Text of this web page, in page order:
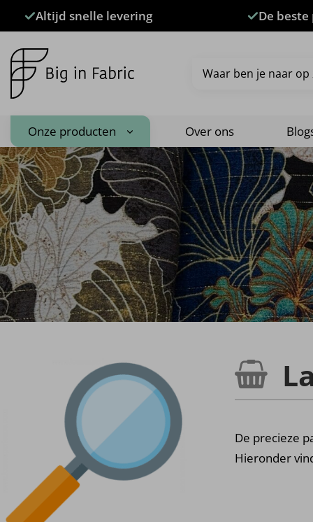
Altijd snelle levering De beste
naar:
Onze producten Over ons
De precieze
Hieronder